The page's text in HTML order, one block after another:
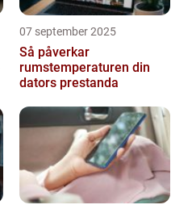
07 september 2025
Så påverkar
rumstemperaturen din
dators prestanda